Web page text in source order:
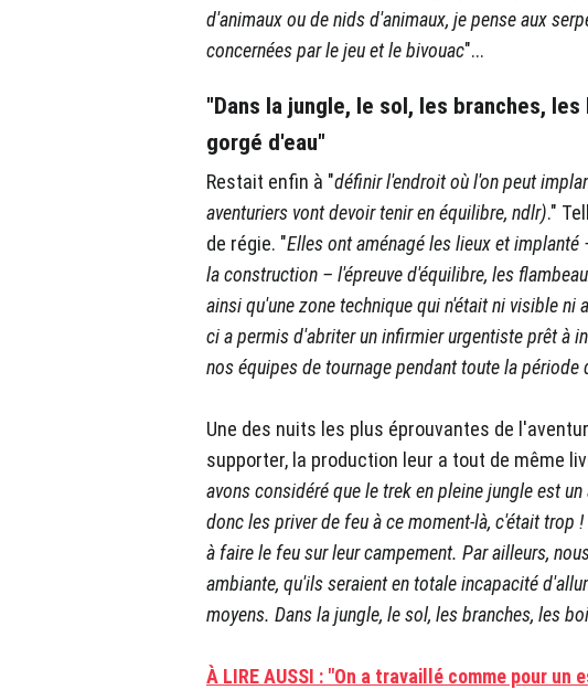
d'animaux ou de nids d'animaux, je pense aux
concernées par le jeu et le bivouac"...
"Dans la jungle, le sol, les branches,
gorgé d'eau"
Restait enfin à "définir l'endroit où l'on peut
aventuriers vont devoir tenir en équilibre, ndlr)."
de régie. "Elles ont aménagé les lieux et
la construction – l'épreuve d'équilibre, les
ainsi qu'une zone technique qui n'était ni visible ni
ci a permis d'abriter un infirmier urgentiste prêt à
nos équipes de tournage pendant toute la période
Une des nuits les plus éprouvantes de
supporter, la production leur a tout de même
avons considéré que le trek en pleine jungle est
donc les priver de feu à ce moment-là, c'était trop
à faire le feu sur leur campement. Par ailleurs,
ambiante, qu'ils seraient en totale incapacité
moyens. Dans la jungle, le sol, les branches, les
À LIRE AUSSI : "On a travaillé comme pour un